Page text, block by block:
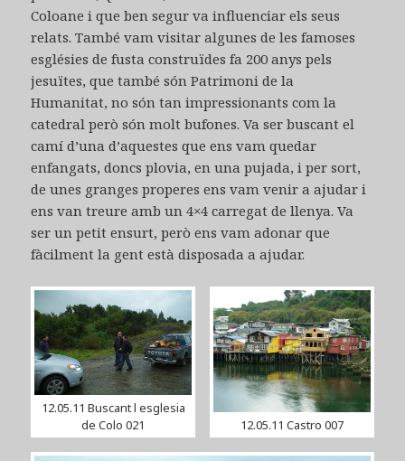
Coloane i que ben segur va influenciar els seus
relats. També vam visitar algunes de les famoses
esglésies de fusta construïdes fa 200 anys pels
jesuïtes, que també són Patrimoni de la
Humanitat, no són tan impressionants com la
catedral però són molt bufones. Va ser buscant el
camí d’una d’aquestes que ens vam quedar
enfangats, doncs plovia, en una pujada, i per sort,
de unes granges properes ens vam venir a ajudar i
ens van treure amb un 4×4 carregat de llenya. Va
ser un petit ensurt, però ens vam adonar que
fàcilment la gent està disposada a ajudar.
12.05.11 Buscant l esglesia
de Colo 021
12.05.11 Castro 007